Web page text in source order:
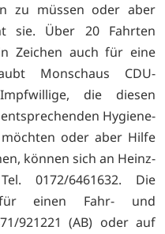
zu müssen oder aber
sie. Über 20 Fahrten
Zeichen auch für eine
Monschaus CDU-
die diesen
Hygiene-
oder aber Hilfe
können sich an Heinz-
0172/6461632. Die
einen Fahr- und
921221 (AB) oder auf